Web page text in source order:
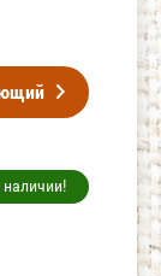
наличии!